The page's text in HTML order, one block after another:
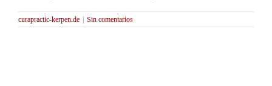
curapractic-kerpen.de Sin comentarios